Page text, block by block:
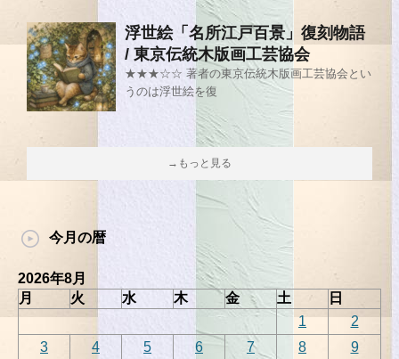
浮世絵「名所江戸百景」復刻物語
/ 東京伝統木版画工芸協会
★★★☆☆ 著者の東京伝統木版画工芸協会とい
うのは浮世絵を復
→もっと見る
今月の暦
2026年8月
月
火 水 木 金 土
日
1
2
3
4 5 6 7 8
9